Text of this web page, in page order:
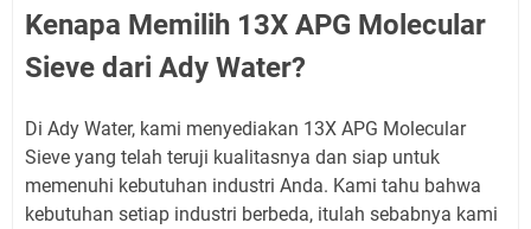
Kenapa Memilih 13X APG Molecular
Sieve dari Ady Water?
Di Ady Water, kami menyediakan 13X APG Molecular
Sieve yang telah teruji kualitasnya dan siap untuk
memenuhi kebutuhan industri Anda. Kami tahu bahwa
kebutuhan setiap industri berbeda, itulah sebabnya kami